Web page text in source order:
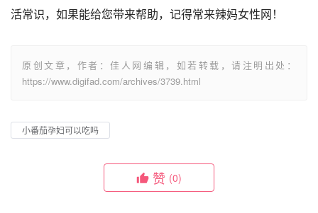
活常识，如果能给您带来帮助，记得常来辣妈女性网！
原创文章，作者：佳人网编辑，如若转载，请注明出处：
https://www.digifad.com/archives/3739.html
小番茄孕妇可以吃吗
赞 (0)